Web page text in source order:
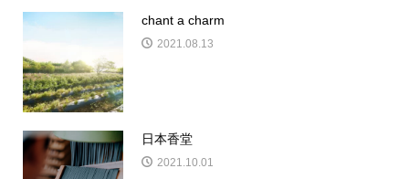
chant a charm
2021.08.13
日本香堂
2021.10.01